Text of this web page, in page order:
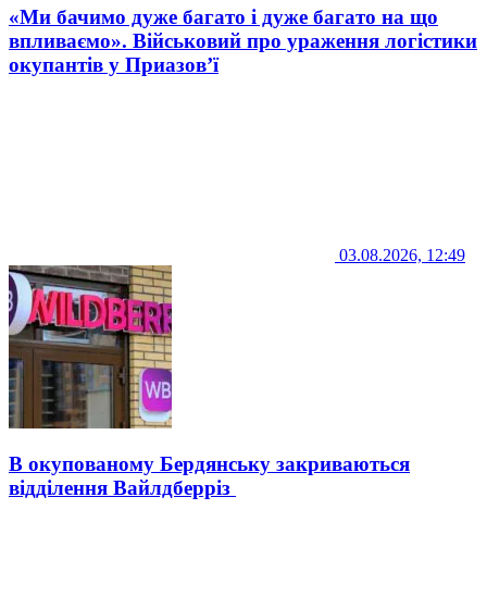
«Ми бачимо дуже багато і дуже багато на що
впливаємо». Військовий про ураження логістики
окупантів у Приазов’ї
03.08.2026, 12:49
В окупованому Бердянську закриваються
відділення Вайлдберріз